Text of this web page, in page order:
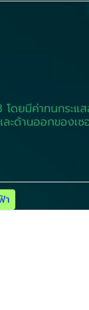
โดยมีค่าทนกร
านออกของเซ
า